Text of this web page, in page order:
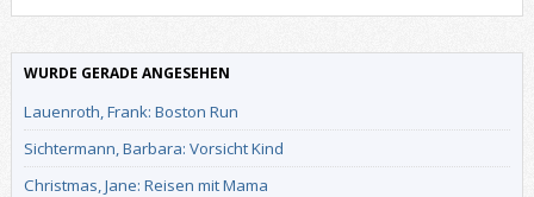
WURDE GERADE ANGESEHEN
Lauenroth, Frank: Boston Run
Sichtermann, Barbara: Vorsicht Kind
Christmas, Jane: Reisen mit Mama